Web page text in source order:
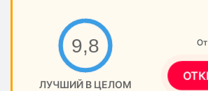
9,8
ЛУЧШИЙ В ЦЕЛОМ
От